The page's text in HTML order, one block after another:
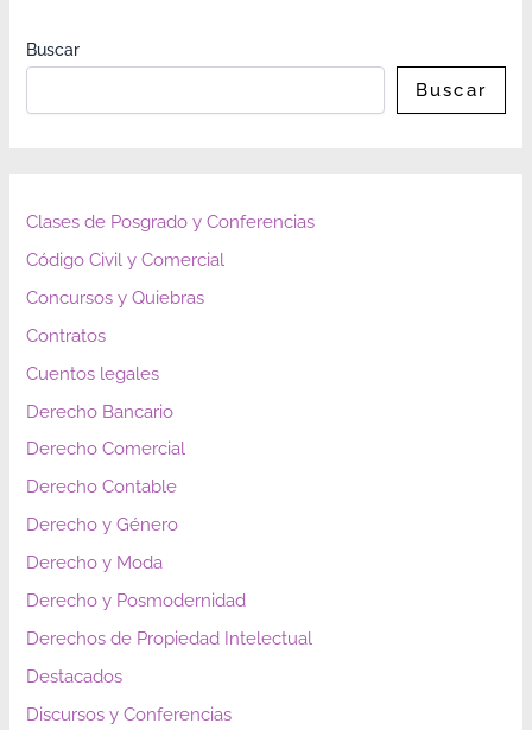
Buscar
Buscar
Clases de Posgrado y Conferencias
Código Civil y Comercial
Concursos y Quiebras
Contratos
Cuentos legales
Derecho Bancario
Derecho Comercial
Derecho Contable
Derecho y Género
Derecho y Moda
Derecho y Posmodernidad
Derechos de Propiedad Intelectual
Destacados
Discursos y Conferencias